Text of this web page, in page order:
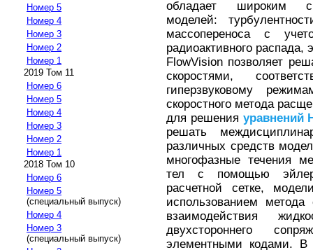
Номер 5
Номер 4
Номер 3
Номер 2
Номер 1
2019 Том 11
Номер 6
Номер 5
Номер 4
Номер 3
Номер 2
Номер 1
2018 Том 10
Номер 6
Номер 5
(специальный выпуск)
Номер 4
Номер 3
(специальный выпуск)
обладает широким
моделей:
массопереноса с
радиоактивного распада,
FlowVision позволяет
скоростями,
гиперзвуковому
скоростного метода
для решения уравнений
решать
различных средств
многофазные течения
тел с помощью
расчетной сетке,
использованием
взаимодействия
двухстороннего
элементными кодами. В